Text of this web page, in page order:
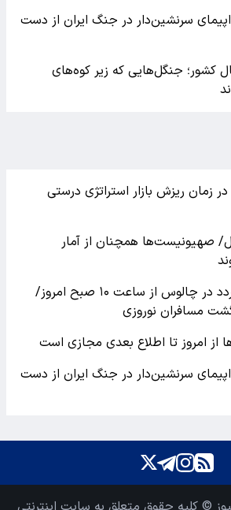
دستکم 7 هواپیمای سرنشین‌دار در جنگ ایران از دست
کشور؛ جنگل‌هایی که زیر کوه‌های
در زمان ریزش بازار استراتژی درستی
صهیونیست‌ها همچنان از آمار
اعمال محدودیت تردد در چالوس از ساعت ۱۰ صبح امروز/
مسافران نوروزی
از امروز تا اطلاع بعدی مجازی است
دستکم 7 هواپیمای سرنشین‌دار در جنگ ایران از دست